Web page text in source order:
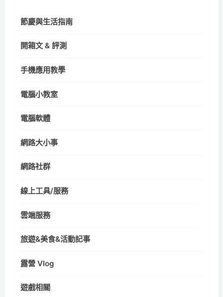
節慶與生活指南
開箱文 & 評測
手機應用教學
電腦小教室
電腦軟體
網路大小事
網路社群
線上工具/服務
雲端服務
旅遊&美食&活動記事
露營 Vlog
遊戲相關